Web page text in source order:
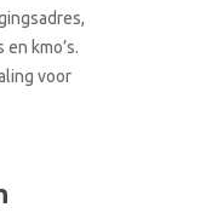
kmo’s.
voor